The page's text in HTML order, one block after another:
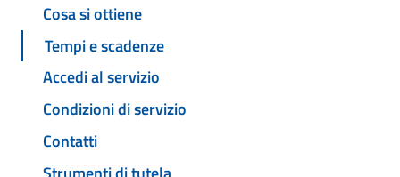
Cosa si ottiene
Tempi e scadenze
Accedi al servizio
Condizioni di servizio
Contatti